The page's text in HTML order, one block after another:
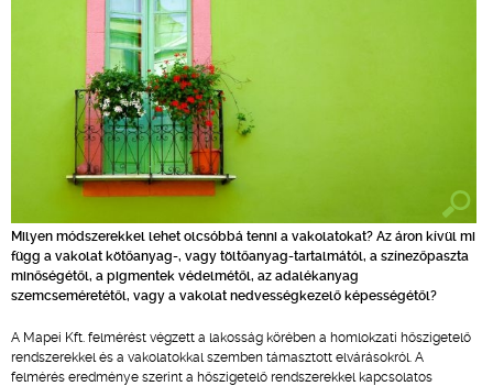
Milyen módszerekkel lehet olcsóbbá tenni a vakolatokat? Az áron kívül mi
függ a vakolat kötőanyag-, vagy töltőanyag-tartalmától, a színezőpaszta
minőségétől, a pigmentek védelmétől, az adalékanyag
szemcseméretétől, vagy a vakolat nedvességkezelő képességétől?
A Mapei Kft. felmérést végzett a lakosság körében a homlokzati hőszigetelő
rendszerekkel és a vakolatokkal szemben támasztott elvárásokról. A
felmérés eredménye szerint a hőszigetelő rendszerekkel kapcsolatos